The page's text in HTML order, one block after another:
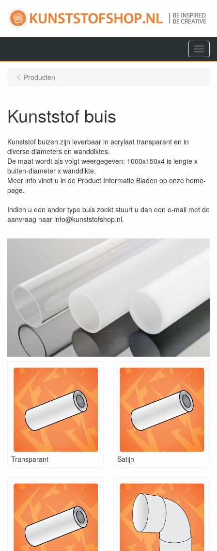
Menu
Producten
Kunststof buis
Kunststof buizen zijn leverbaar in acrylaat transparant en in
diverse diameters en wanddiktes.
De maat wordt als volgt weergegeven: 1000x150x4 is lengte x
buiten-diameter x wanddikte.
Meer info vindt u in de Product Informatie Bladen op onze home-
page.
Indien u een ander type buis zoekt stuurt u dan een e-mail met de
aanvraag naar info@kunststofshop.nl.
Transparant Satijn